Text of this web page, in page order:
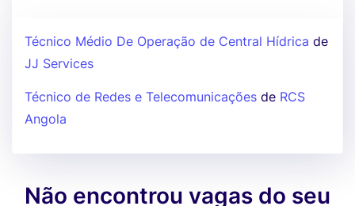
Técnico Médio De Operação de Central Hídrica de
JJ Services
Técnico de Redes e Telecomunicações de RCS
Angola
Não encontrou vagas do seu